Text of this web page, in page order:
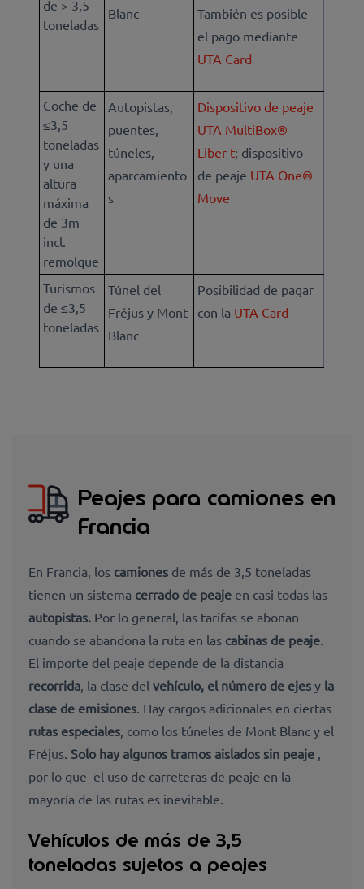
de > 3,5
toneladas
Blanc
También es posible
el pago mediante
UTA Card
Coche de
≤3,5
toneladas
y una
altura
máxima
de 3m
incl.
remolque
Autopistas,
puentes,
túneles,
aparcamiento
s
Dispositivo de peaje
UTA MultiBox®
Liber-t; dispositivo
de peaje UTA One®
Move
Turismos
de ≤3,5
toneladas
Túnel del
Fréjus y Mont
Blanc
Posibilidad de pagar
con la UTA Card
Peajes para camiones en
Francia
En Francia, los camiones de más de 3,5 toneladas
tienen un sistema cerrado de peaje en casi todas las
autopistas. Por lo general, las tarifas se abonan
cuando se abandona la ruta en las cabinas de peaje
El importe del peaje depende de la distancia
recorrida , la clase del vehículo, el número de ejes y la
clase de emisiones . Hay cargos adicionales en ciertas
rutas especiales , como los túneles de Mont Blanc y el
Fréjus Solo hay algunos tramos aislados sin peaje
por lo que el uso de carreteras de peaje en la
mayoría de las rutas es inevitable.
Vehículos de más de 3,5
toneladas sujetos a peajes